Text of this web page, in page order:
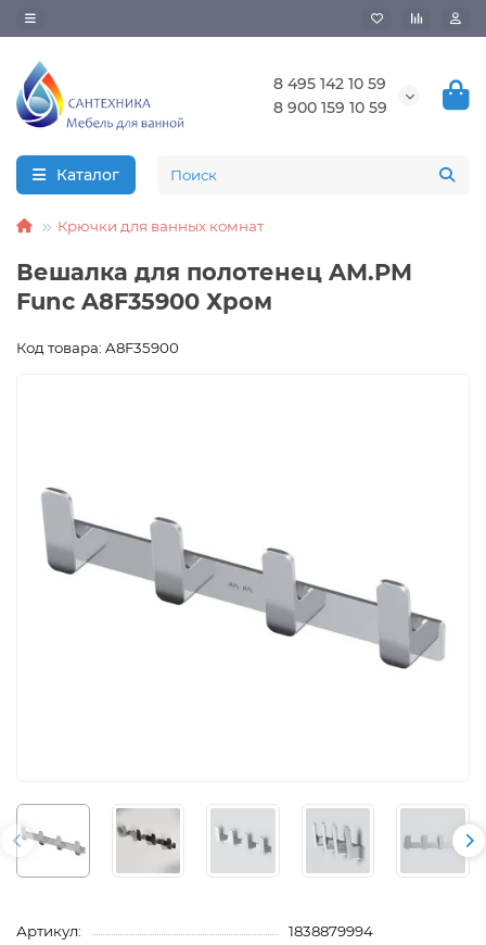
8 495 142 10 59
8 900 159 10 59
Каталог
Крючки для ванных комнат
Вешалка для полотенец AM.PM
Func A8F35900 Хром
Код товара: A8F35900
Артикул:
1838879994